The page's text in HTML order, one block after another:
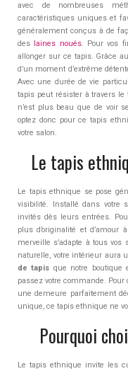
avec de nombreuses
caractéristiques uniques et
généralement conçus à de
des
laines noués. Pour vos
allonger sur ce tapis. Grâce
d’un moment d’extrême
Avec une durée de vie
tapis peut résister à travers le
n’est plus beau que de voir
optez donc pour ce tapis
votre salon.
Le tapis
Le tapis ethnique se pose
visibilité. Installé dans votre
invités dès leurs entrées.
plus d’originalité et d’amour
merveille s’adapte à tous
naturelle, votre intérieur aura
de tapis que notre boutique
passez votre commande.
une demeure parfaitement
unique, ce tapis ethnique ne
Pourquoi
Le tapis ethnique invite les